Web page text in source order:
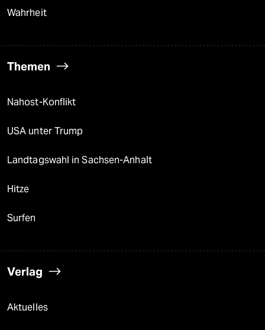
Wahrheit
Themen
Nahost-Konflikt
USA unter Trump
Landtagswahl in Sachsen-Anhalt
Hitze
Surfen
Verlag
Aktuelles